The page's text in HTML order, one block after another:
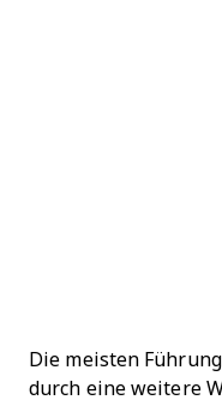
Die meisten
durch eine weitere